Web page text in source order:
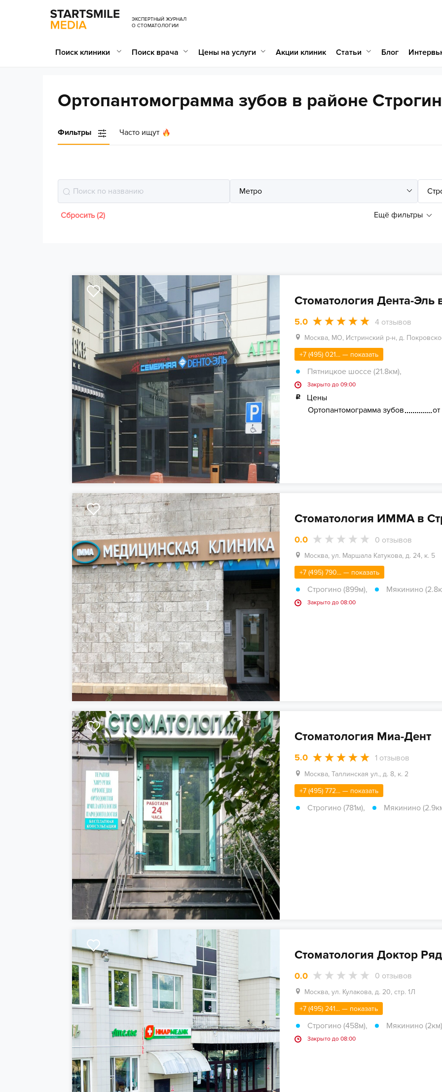
ЭКСПЕРТНЫЙ ЖУРНАЛ
О СТОМАТОЛОГИИ
Поиск клиники Поиск врача Цены на услуги Акции клиник Статьи Блог
Ортопантомограмма зубов в районе
Фильтры Часто ищут
Ещё фильтры
Сбросить (2)
Стоматология Дента-Эль
5.0 4отзывов
Москва, МО, Истринский р-н, д.
+7 (495) 021... — показать
Пятницкое шоссе (21.8км),
Закрыто до 09:00
Цены
Ортопантомограмма зубов
Стоматология ИММА в
0.0 0 отзывов
Москва, ул. Маршала Катукова, д. 24, к. 5
+7 (495) 790... — показать
Строгино (899м), Мякинино
Закрыто до 08:00
Стоматология Миа-Дент
5.0 1 отзывов
Москва, Таллинская ул., д. 8, к. 2
+7 (495) 772... — показать
Строгино (781м), Мякинино
Стоматология Доктор
0.0 0 отзывов
Москва, ул. Кулакова, д. 20, стр. 1Л
+7 (495) 241... — показать
Строгино (458м), Мякинино (2км)
Закрыто до 08:00